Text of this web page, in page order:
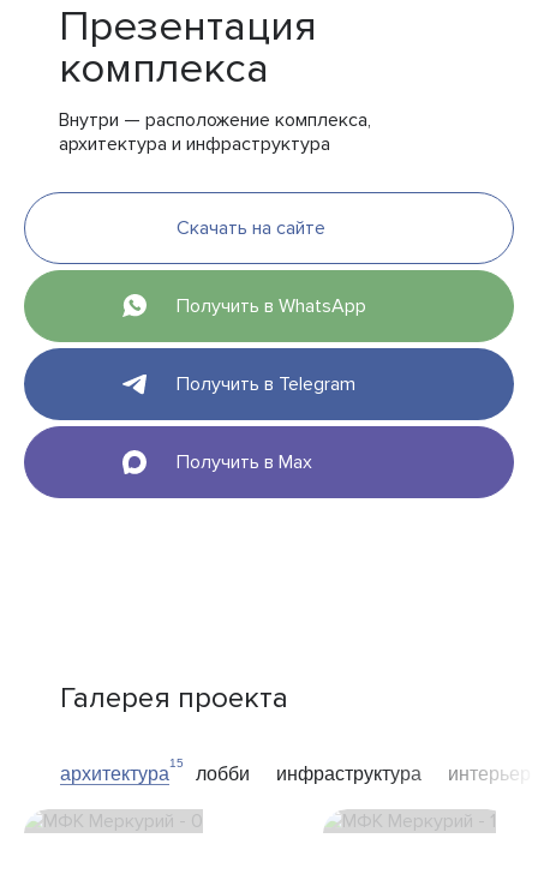
Презентация
комплекса
Внутри — расположение комплекса,
архитектура и инфраструктура
Скачать на сайте
Получить в WhatsApp
Получить в Telegram
Получить в Max
Галерея проекта
архитектура
15
лобби инфраструктура интерьер